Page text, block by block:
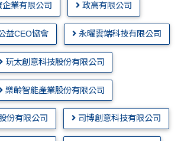
企業有限公司 政高有限公司
益CEO協會 永曜雲端科技有限公司
玩太創意科技股份有限公司
樂齡智能產業股份有限公司
份有限公司 司博創意科技有限公司